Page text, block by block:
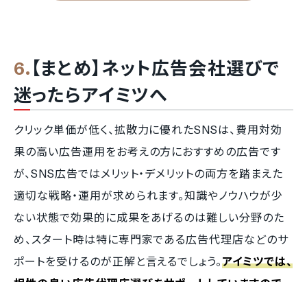
【まとめ】ネット広告会社選びで
迷ったらアイミツへ
クリック単価が低く、拡散力に優れたSNSは、費用対効
果の高い広告運用をお考えの方におすすめの広告です
が、SNS広告ではメリット・デメリットの両方を踏まえた
適切な戦略・運用が求められます。知識やノウハウが少
ない状態で効果的に成果をあげるのは難しい分野のた
め、スタート時は特に専門家である広告代理店などのサ
ポートを受けるのが正解と言えるでしょう。アイミツでは、